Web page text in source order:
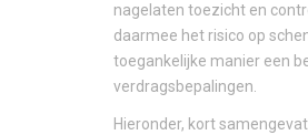
nagelaten toezicht en
daarmee het risico op
toegankelijke manier een
verdragsbepalingen.
Hieronder, kort